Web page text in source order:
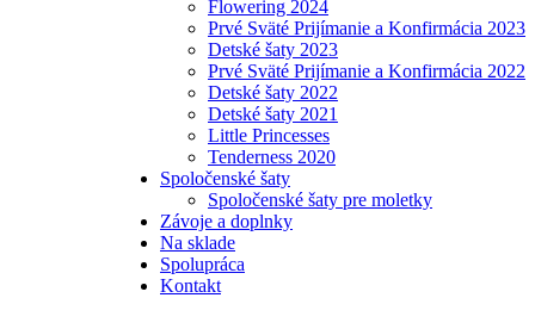
Flowering 2024
Prvé Sväté Prijímanie a Konfirmácia 2023
Detské šaty 2023
Prvé Sväté Prijímanie a Konfirmácia 2022
Detské šaty 2022
Detské šaty 2021
Little Princesses
Tenderness 2020
Spoločenské šaty
Spoločenské šaty pre moletky
Závoje a doplnky
Na sklade
Spolupráca
Kontakt